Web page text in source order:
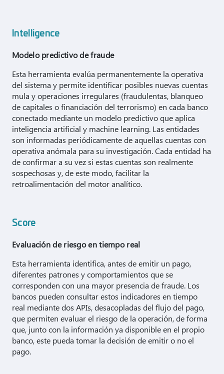
Intelligence
Modelo predictivo de fraude
Esta herramienta evalúa permanentemente la operativa
del sistema y permite identificar posibles nuevas cuentas
mula y operaciones irregulares (fraudulentas, blanqueo
de capitales o financiación del terrorismo) en cada banco
conectado mediante un modelo predictivo que aplica
inteligencia artificial y machine learning. Las entidades
son informadas periódicamente de aquellas cuentas con
operativa anómala para su investigación. Cada entidad ha
de confirmar a su vez si estas cuentas son realmente
sospechosas y, de este modo, facilitar la
retroalimentación del motor analítico.
Score
Evaluación de riesgo en tiempo real
Esta herramienta identifica, antes de emitir un pago,
diferentes patrones y comportamientos que se
corresponden con una mayor presencia de fraude. Los
bancos pueden consultar estos indicadores en tiempo
real mediante dos APIs, desacopladas del flujo del pago,
que permiten evaluar el riesgo de la operación, de forma
que, junto con la información ya disponible en el propio
banco, este pueda tomar la decisión de emitir o no el
pago.